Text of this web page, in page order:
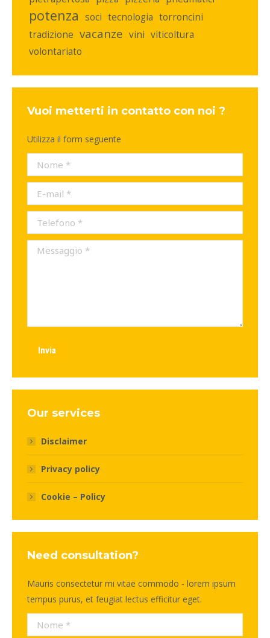
potenza soci tecnologia torroncini
tradizione vacanze vini viticoltura
volontariato
Vuoi metterti in contatto con noi ?
Utilizza il form seguente
Nome *
E-mail *
Telefono *
Messaggio *
Invia
Our services
Disclaimer
Privacy policy
Cookie – Policy
Need consultation?
Mauris consectetur mi vitae commodo - lorem ipsum
tempus purus, et feugiat lectus efficitur eget.
Nome *